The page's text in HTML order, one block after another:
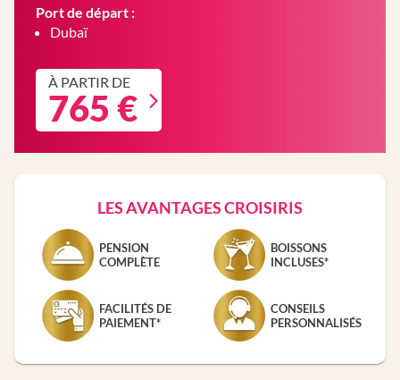
Port de départ :
Dubaï
À PARTIR DE
765 €
LES AVANTAGES CROISIRIS
PENSION
COMPLÈTE
BOISSONS
INCLUSES*
FACILITÉS DE
PAIEMENT*
CONSEILS
PERSONNALISÉS